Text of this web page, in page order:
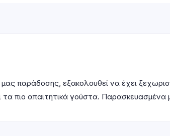
παράδοσης, εξακολουθεί να έχει
τα πιο απαιτητικά γούστα.